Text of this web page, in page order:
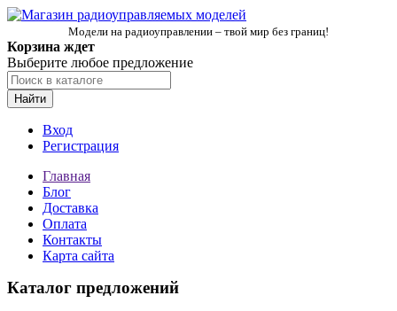
Модели на радиоуправлении – твой мир без границ!
Корзина ждет
Выберите любое предложение
Найти
Вход
Регистрация
Главная
Блог
Доставка
Оплата
Контакты
Карта сайта
Каталог предложений